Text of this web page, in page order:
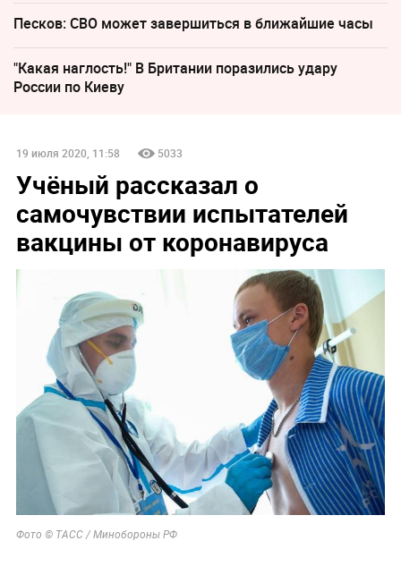
Песков: СВО может завершиться в ближайшие часы
"Какая наглость!" В Британии поразились удару
России по Киеву
19 июля 2020, 11:58 5033
Учёный рассказал о
самочувствии испытателей
вакцины от коронавируса
Фото © ТАСС / Минобороны РФ